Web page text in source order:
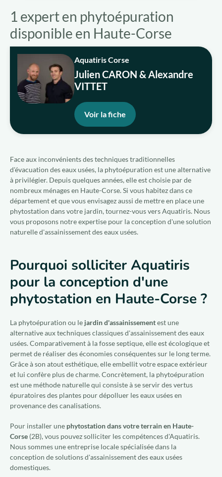
1 expert en phytoépuration
disponible en Haute-Corse
Aquatiris Corse
Julien CARON & Alexandre
VITTET
Voir la fiche
Face aux inconvénients des techniques traditionnelles
d'évacuation des eaux usées, la phytoépuration est une alternative
à privilégier. Depuis quelques années, elle est choisie par de
nombreux ménages en Haute-Corse. Si vous habitez dans ce
département et que vous envisagez aussi de mettre en place une
phytostation dans votre jardin, tournez-vous vers Aquatiris. Nous
vous proposons notre expertise pour la conception d'une solution
naturelle d'assainissement des eaux usées.
Pourquoi solliciter Aquatiris
pour la conception d'une
phytostation en Haute-Corse ?
La phytoépuration ou le jardin d'assainissementest une
alternative aux techniques classiques d'assainissement des eaux
usées. Comparativement à la fosse septique, elle est écologique et
permet de réaliser des économies conséquentes sur le long terme.
Grâce à son atout esthétique, elle embellit votre espace extérieur
et lui confère plus de charme. Concrètement, la phytoépuration
est une méthode naturelle qui consiste à se servir des vertus
épuratoires des plantes pour dépolluer les eaux usées en
provenance des canalisations.
Pour installer une phytostation dans votre terrain en Haute-
Corse (2B), vous pouvez solliciter les compétences d'Aquatiris.
Nous sommes une entreprise locale spécialisée dans la
conception de solutions d'assainissement des eaux usées
domestiques.